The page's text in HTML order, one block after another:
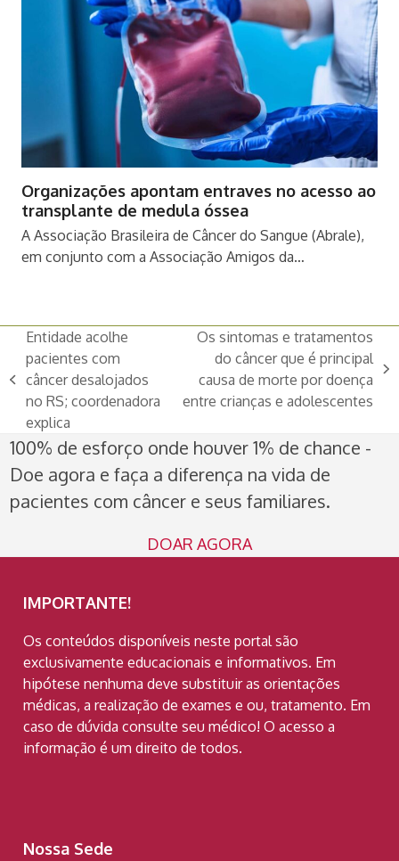
Organizações apontam entraves no acesso ao
transplante de medula óssea
A Associação Brasileira de Câncer do Sangue (Abrale),
em conjunto com a Associação Amigos da…
previous
post:
Entidade acolhe
pacientes com
câncer desalojados
no RS; coordenadora
explica
next
post:
Os sintomas e tratamentos
do câncer que é principal
causa de morte por doença
entre crianças e adolescentes
100% de esforço onde houver 1% de chance -
Doe agora e faça a diferença na vida de
pacientes com câncer e seus familiares.
DOAR AGORA
IMPORTANTE!
Os conteúdos disponíveis neste portal são
exclusivamente educacionais e informativos. Em
hipótese nenhuma deve substituir as orientações
médicas, a realização de exames e ou, tratamento. Em
caso de dúvida consulte seu médico! O acesso a
informação é um direito de todos.
Nossa Sede